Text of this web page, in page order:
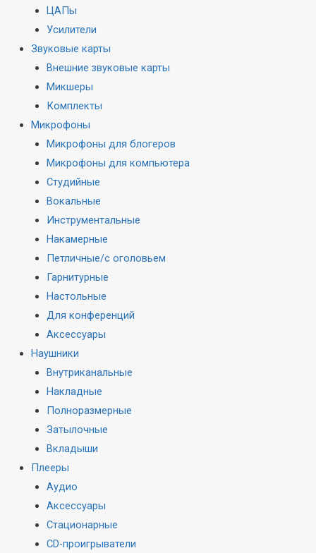
ЦАПы
Усилители
Звуковые карты
Внешние звуковые карты
Микшеры
Комплекты
Микрофоны
Микрофоны для блогеров
Микрофоны для компьютера
Студийные
Вокальные
Инструментальные
Накамерные
Петличные/с оголовьем
Гарнитурные
Настольные
Для конференций
Аксессуары
Наушники
Внутриканальные
Накладные
Полноразмерные
Затылочные
Вкладыши
Плееры
Аудио
Аксессуары
Стационарные
CD-проигрыватели